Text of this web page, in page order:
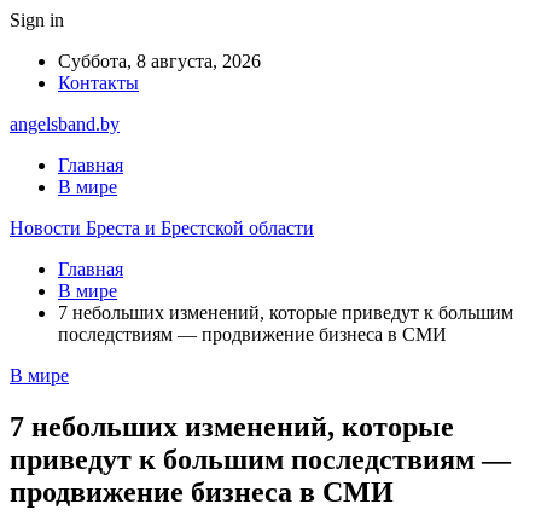
Sign in
Суббота, 8 августа, 2026
Контакты
angelsband.by
Главная
В мире
Новости Бреста и Брестской области
Главная
В мире
7 небольших изменений, которые приведут к большим
последствиям — продвижение бизнеса в СМИ
В мире
7 небольших изменений, которые
приведут к большим последствиям —
продвижение бизнеса в СМИ